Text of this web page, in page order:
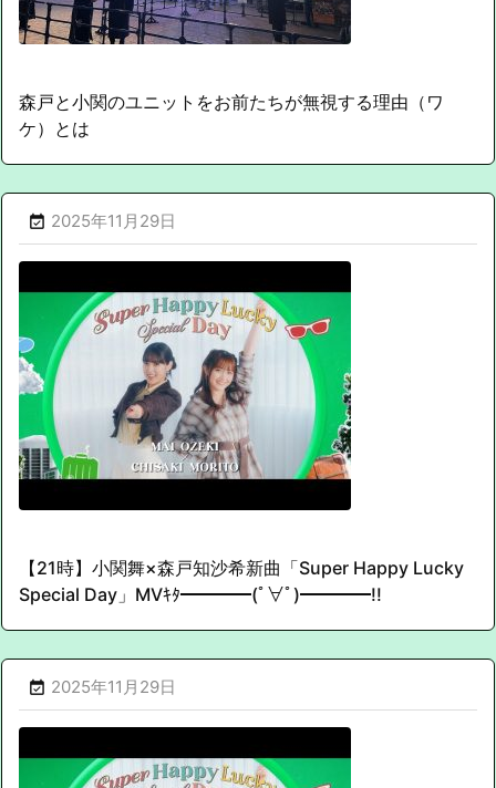
森戸と小関のユニットをお前たちが無視する理由（ワ
ケ）とは
 2025年11月29日
【21時】小関舞×森戸知沙希新曲「Super Happy Lucky
Special Day」MVｷﾀ━━━━(ﾟ∀ﾟ)━━━━!!
 2025年11月29日